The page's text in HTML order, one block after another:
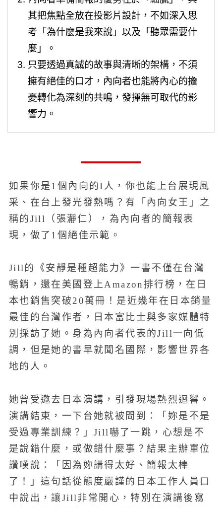
其把焦點全放在投影片設計，不如深入思
考「為什麼是我來說」以及「聽眾需要什
麼」。
只要透過真誠的故事與清晰的架構，不須
擁有絕佳的口才，內向者也能將內心的擔
憂轉化為深刻的共鳴，發揮無可取代的影
響力。
如果你是1個內向的I人，你也能上台展現風
采、在台上發光發熱嗎？有「內向女王」之
稱的Jill（張瀞仁），為內向者的簡報表
現，做了1個絕佳示範。
Jill的《安靜是種超能力》一書不僅在台灣
暢銷，還在美國登上Amazon排行榜，在日
本也銷售突破20萬冊！是近幾年在日本銷量
最佳的台灣作者，日本富比士與多家媒體特
別採訪了她。身為內向者代表的Jill一向低
調，但是她的書早就聞名國際，影響世界各
地的人。
她曾受邀去日本演講，引發現場熱烈迴響。
演講結束，一下台她就被問到：「妳是不是
受過專業訓練？」Jill嚇了一跳，心想是不
是說錯什麼，或做錯什麼事？結果主辦單位
讚嘆說：「因為妳講得太好、簡報太棒
了！」這句話從態度嚴謹的日本工作人員口
中說出，讓Jill非常開心，特別在演講後寫